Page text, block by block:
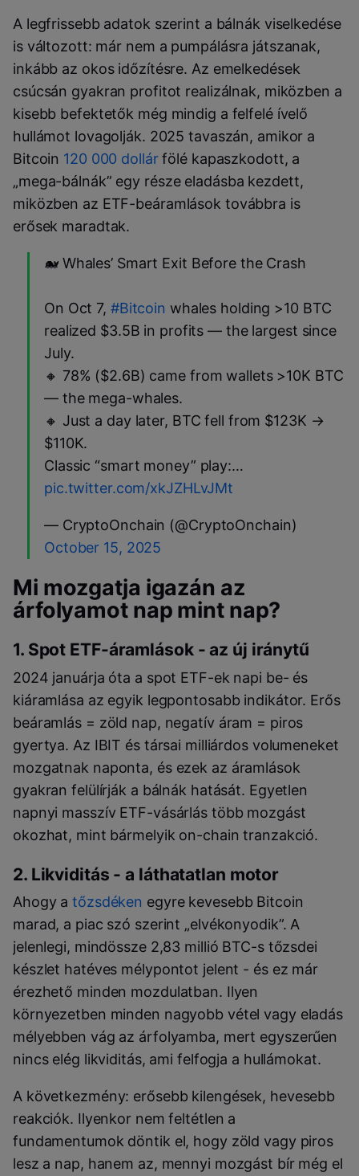
A legfrissebb adatok szerint a bálnák viselkedése
is változott: már nem a pumpálásra játszanak,
inkább az okos időzítésre. Az emelkedések
csúcsán gyakran profitot realizálnak, miközben a
kisebb befektetők még mindig a felfelé ívelő
hullámot lovagolják. 2025 tavaszán, amikor a
Bitcoin 120 000 dollárfölé kapaszkodott, a
„mega-bálnák” egy része eladásba kezdett,
miközben az ETF-beáramlások továbbra is
erősek maradtak.
🐋 Whales’ Smart Exit Before the Crash
On Oct 7, #Bitcoin whales holding >10 BTC
realized $3.5B in profits — the largest since
July.
🔸 78% ($2.6B) came from wallets >10K BTC
— the mega-whales.
🔸 Just a day later, BTC fell from $123K →
$110K.
Classic “smart money” play:…
pic.twitter.com/xkJZHLvJMt
— CryptoOnchain (@CryptoOnchain)
October 15, 2025
Mi mozgatja igazán az
árfolyamot nap mint nap?
1. Spot ETF-áramlások - az új iránytű
2024 januárja óta a spot ETF-ek napi be- és
kiáramlása az egyik legpontosabb indikátor. Erős
beáramlás = zöld nap, negatív áram = piros
gyertya. Az IBIT és társai milliárdos volumeneket
mozgatnak naponta, és ezek az áramlások
gyakran felülírják a bálnák hatását. Egyetlen
napnyi masszív ETF-vásárlás több mozgást
okozhat, mint bármelyik on-chain tranzakció.
2. Likviditás - a láthatatlan motor
Ahogy atőzsdéken egyre kevesebb Bitcoin
marad, a piac szó szerint „elvékonyodik”. A
jelenlegi, mindössze 2,83 millió BTC-s tőzsdei
készlet hatéves mélypontot jelent - és ez már
érezhető minden mozdulatban. Ilyen
környezetben minden nagyobb vétel vagy eladás
mélyebben vág az árfolyamba, mert egyszerűen
nincs elég likviditás, ami felfogja a hullámokat.
A következmény: erősebb kilengések, hevesebb
reakciók. Ilyenkor nem feltétlen a
fundamentumok döntik el, hogy zöld vagy piros
lesz a nap, hanem az, mennyi mozgást bír még el